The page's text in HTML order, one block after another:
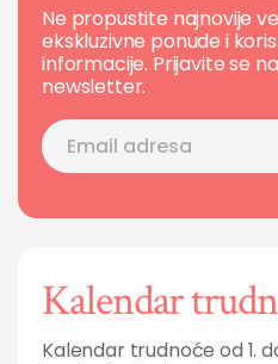
Ne propustite najnovije
ekskluzivne ponude i
informacije. Prijavite se
newsletter.
Kalendar
Kalendar trudnoće od 1.